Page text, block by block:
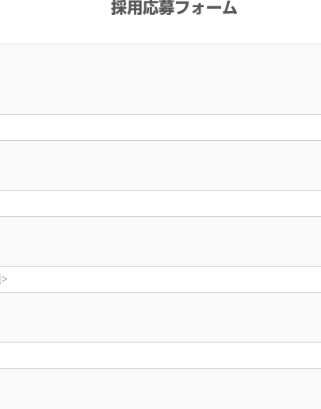
採用応募フォーム